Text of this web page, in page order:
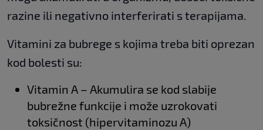
razine ili negativno interferirati s terapijama.
Vitamini za bubrege s kojima treba biti oprezan
kod bolesti su:
Vitamin A – Akumulira se kod slabije
bubrežne funkcije i može uzrokovati
toksičnost (hipervitaminozu A)